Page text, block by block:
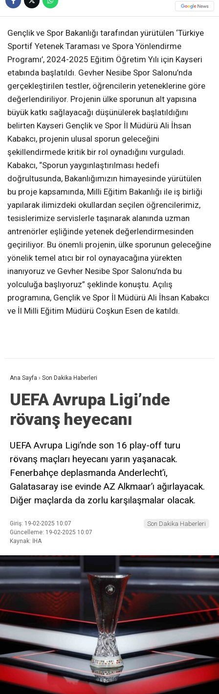
Gençlik ve Spor Bakanlığı tarafından yürütülen ‘Türkiye
Sportif Yetenek Taraması ve Spora Yönlendirme
Programı’, 2024-2025 Eğitim Öğretim Yılı için Kayseri
etabında başlatıldı. Gevher Nesibe Spor Salonu’nda
gerçekleştirilen testler, öğrencilerin yeteneklerine göre
değerlendiriliyor. Projenin ülke sporunun alt yapısına
büyük katkı sağlayacağı düşünülerek başlatıldığını
belirten Kayseri Gençlik ve Spor İl Müdürü Ali İhsan
Kabakcı, projenin ulusal sporun geleceğini
şekillendirmede kritik bir rol oynadığını vurguladı.
Kabakcı, “Sporun yaygınlaştırılması hedefi
doğrultusunda, Bakanlığımızın himayesinde yürütülen
bu proje kapsamında, Milli Eğitim Bakanlığı ile iş birliği
yapılarak ilimizdeki okullardan seçilen öğrencilerimiz,
tesislerimize servislerle taşınarak alanında uzman
antrenörler eşliğinde yetenek değerlendirmesinden
geçiriliyor. Bu önemli projenin, ülke sporunun geleceğine
yönelik temel atıcı bir rol oynayacağına yürekten
inanıyoruz ve Gevher Nesibe Spor Salonu’nda bu
yolculuğa başlıyoruz” şeklinde konuştu. Açılış
programına, Gençlik ve Spor İl Müdürü Ali İhsan Kabakcı
ve İl Milli Eğitim Müdürü Coşkun Esen de katıldı.
Ana Sayfa › Son Dakika Haberleri
UEFA Avrupa Ligi’nde
rövanş heyecanı
UEFA Avrupa Ligi’nde son 16 play-off turu
rövanş maçları heyecanı yarın yaşanacak.
Fenerbahçe deplasmanda Anderlecht’i,
Galatasaray ise evinde AZ Alkmaar’ı ağırlayacak.
Diğer maçlarda da zorlu karşılaşmalar olacak.
Giriş: 19-02-2025 10:07
Güncelleme: 19-02-2025 10:07
Kaynak: İHA
Son Dakika Haberleri